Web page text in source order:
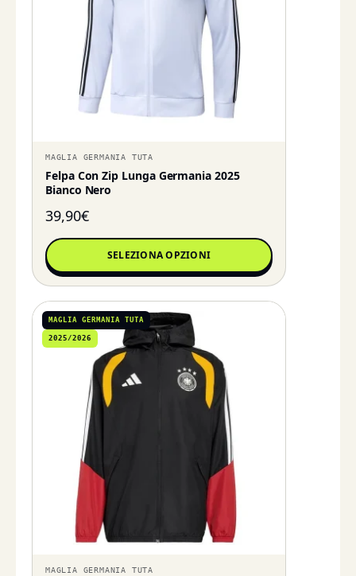
MAGLIA GERMANIA TUTA
Felpa Con Zip Lunga Germania 2025
Bianco Nero
39,90€
SELEZIONA OPZIONI
MAGLIA GERMANIA TUTA
2025/2026
MAGLIA GERMANIA TUTA